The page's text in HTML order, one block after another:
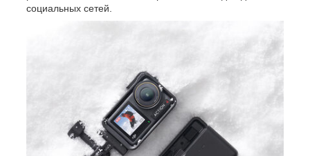
социальных сетей.